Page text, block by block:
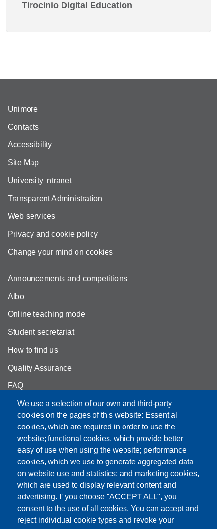
Tirocinio Digital Education
We use a selection of our own and third-party
cookies on the pages of this website: Essential
cookies, which are required in order to use the
website; functional cookies, which provide better
easy of use when using the website; performance
cookies, which we use to generate aggregated data
on website use and statistics; and marketing cookies,
which are used to display relevant content and
advertising. If you choose "ACCEPT ALL", you
consent to the use of all cookies. You can accept and
reject individual cookie types and revoke your
Unimore
Contacts
Accessibility
Site Map
University Intranet
Transparent Administration
Web services
Privacy and cookie policy
Change your mind on cookies
Announcements and competitions
Albo
Online teaching mode
Student secretariat
How to find us
Quality Assurance
FAQ
Partita IVA: 00427620364
e-mail: urp@unimore.it
PEC: primo contatto: urp@pec.unimore.it
Indirizzo ReGIndE per notifica Atti Processuali:
direzionelegale@pec.unimore.it
Sede di Modena : Via Università 4, 41121 Modena, Tel. 059
2056511 - Fax 059 245156